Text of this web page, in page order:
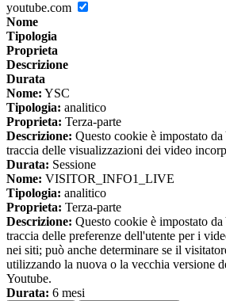
youtube.com
Nome
Tipologia
Proprieta
Descrizione
Durata
Nome: YSC
Tipologia: analitico
Proprieta: Terza-parte
Descrizione: Questo cookie è impostato
traccia delle visualizzazioni dei video
Durata: Sessione
Nome: VISITOR_INFO1_LIVE
Tipologia: analitico
Proprieta: Terza-parte
Descrizione: Questo cookie è impostato
traccia delle preferenze dell'utente per i
nei siti; può anche determinare se il
utilizzando la nuova o la vecchia versione
Youtube.
Durata: 6 mesi